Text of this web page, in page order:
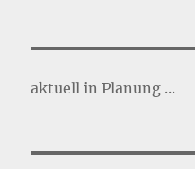
aktuell in Planung ...